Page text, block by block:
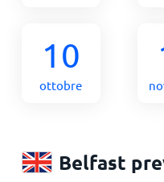
10
ottobre
Belfast